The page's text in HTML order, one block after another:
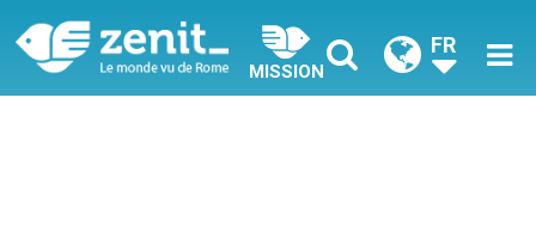
MISSION
FR